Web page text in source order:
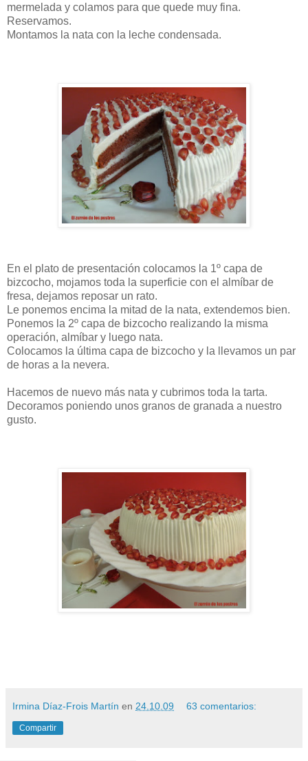
mermelada y colamos para que quede muy fina.
Reservamos.
Montamos la nata con la leche condensada.
En el plato de presentación colocamos la 1º capa de
bizcocho, mojamos toda la superficie con el almíbar de
fresa, dejamos reposar un rato.
Le ponemos encima la mitad de la nata, extendemos bien.
Ponemos la 2º capa de bizcocho realizando la misma
operación, almíbar y luego nata.
Colocamos la última capa de bizcocho y la llevamos un par
de horas a la nevera.
Hacemos de nuevo más nata y cubrimos toda la tarta.
Decoramos poniendo unos granos de granada a nuestro
gusto.
Irmina Díaz-Frois Martín en 24.10.09 63 comentarios:
Compartir